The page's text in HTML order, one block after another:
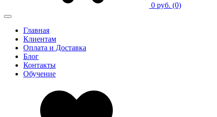
0 руб. (0)
Главная
Клиентам
Оплата и Доставка
Блог
Контакты
Обучение